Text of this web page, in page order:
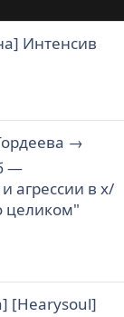
Интенсив
→
—
агрессии в х/
целиком"
[Hearysoul]